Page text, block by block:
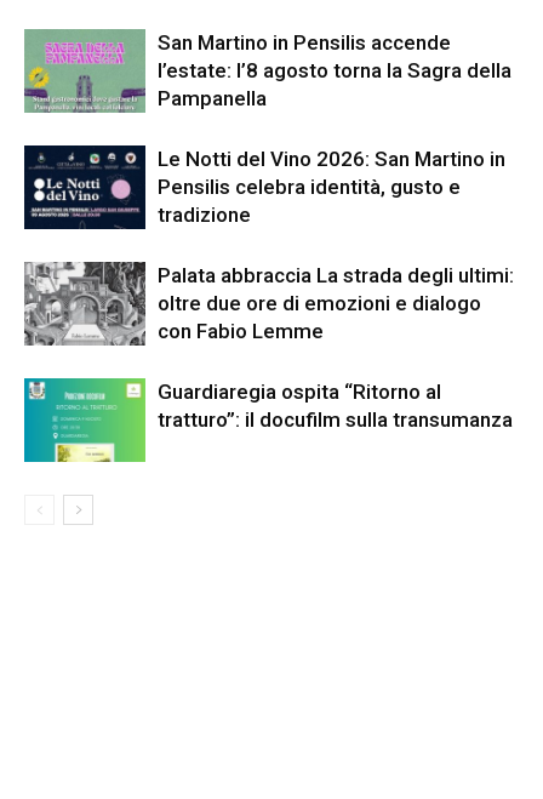
San Martino in Pensilis accende
l’estate: l’8 agosto torna la Sagra della
Pampanella
Le Notti del Vino 2026: San Martino in
Pensilis celebra identità, gusto e
tradizione
Palata abbraccia La strada degli ultimi:
oltre due ore di emozioni e dialogo
con Fabio Lemme
Guardiaregia ospita “Ritorno al
tratturo”: il docufilm sulla transumanza